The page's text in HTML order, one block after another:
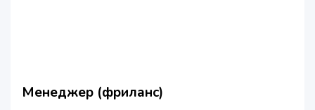
Менеджер (фриланс)